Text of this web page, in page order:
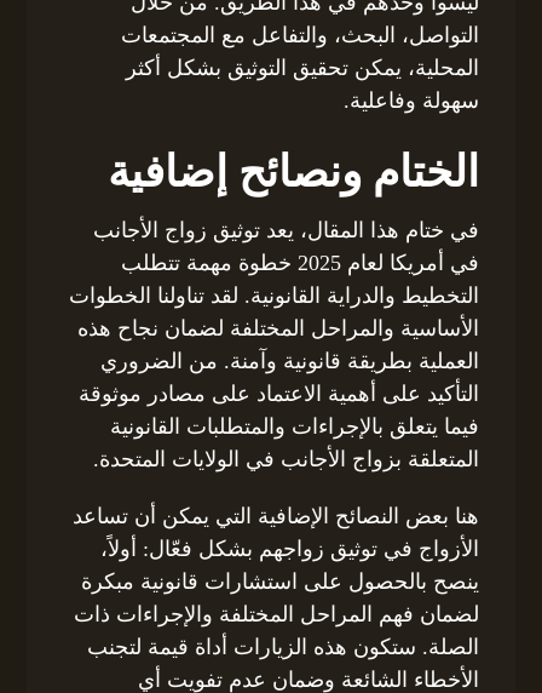
التواصل، البحث، والتفاعل مع المجتمعات
المحلية، يمكن تحقيق التوثيق بشكل أكثر
سهولة وفاعلية.
الختام ونصائح إضافية
في ختام هذا المقال، يعد توثيق زواج الأجانب
في أمريكا لعام 2025 خطوة مهمة تتطلب
التخطيط والدراية القانونية. لقد تناولنا الخطوات
الأساسية والمراحل المختلفة لضمان نجاح هذه
العملية بطريقة قانونية وآمنة. من الضروري
التأكيد على أهمية الاعتماد على مصادر موثوقة
فيما يتعلق بالإجراءات والمتطلبات القانونية
المتعلقة بزواج الأجانب في الولايات المتحدة.
هنا بعض النصائح الإضافية التي يمكن أن تساعد
الأزواج في توثيق زواجهم بشكل فعّال: أولاً،
ينصح بالحصول على استشارات قانونية مبكرة
لضمان فهم المراحل المختلفة والإجراءات ذات
الصلة. ستكون هذه الزيارات أداة قيمة لتجنب
الأخطاء الشائعة وضمان عدم تفويت أي